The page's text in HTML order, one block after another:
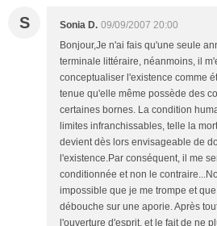
S Sonia D. 09/09/2007 20:00
Bonjour,Je n'ai fais qu'une seule
terminale littéraire, néanmoins, il
conceptualiser l'existence comme
tenue qu'elle même possède des
certaines bornes. La condition
limites infranchissables, telle la
devient dès lors envisageable de
l'existence.Par conséquent, il me
conditionnée et non le
impossible que je me trompe et
débouche sur une aporie. Après
l'ouverture d'esprit, et le fait de ne